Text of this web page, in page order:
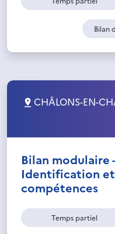
Bilan
CHÂLONS-EN-
Bilan modulaire
Identification
compétences
Temps partiel